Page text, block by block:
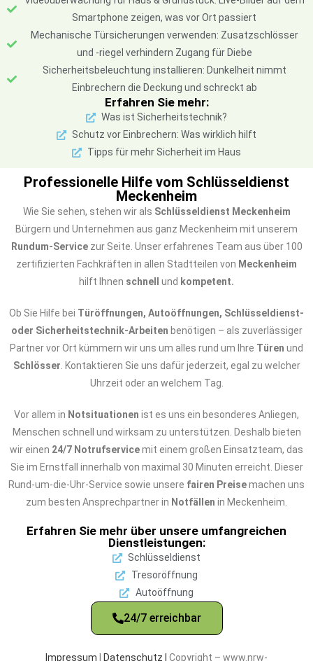
Smartphone zeigen, was vor Ort passiert
Mechanische Türsicherungen verwenden: Zusatzschlösser
und -riegel verhindern Zugang für Diebe
Sicherheitsbeleuchtung installieren: Dunkelheit nimmt
Einbrechern die Deckung und schreckt ab
Erfahren Sie mehr:
Was ist Sicherheitstechnik?
Schutz vor Einbrechern: Was wirklich hilft
Tipps für mehr Sicherheit im Haus
Professionelle Hilfe vom Schlüsseldienst
Meckenheim
Wie Sie sehen, stehen wir als Schlüsseldienst Meckenheim
Bürgern und Unternehmen aus ganz Meckenheim mit unserem
Rundum-Servicezur Seite. Unser erfahrenes Team aus über 100
zertifizierten Fachkräften in allen Stadtteilen von Meckenheim
hilft Ihnen schnell und kompetent.
Ob Sie Hilfe bei Türöffnungen, Autoöffnungen, Schlüsseldienst-
oder Sicherheitstechnik-Arbeiten benötigen – als zuverlässiger
Partner vor Ort kümmern wir uns um alles rund um Ihre Türen und
Schlösser . Kontaktieren Sie uns dafür jederzeit, egal zu welcher
Uhrzeit oder an welchem Tag.
Vor allem in Notsituationen ist es uns ein besonderes Anliegen,
Menschen schnell und wirksam zu unterstützen. Deshalb bieten
wir einen 24/7 Notrufservicemit einem großen Einsatzteam, das
Sie im Ernstfall innerhalb von maximal 30 Minuten erreicht. Dieser
Rund-um-die-Uhr-Service sowie unsere fairen Preisemachen uns
zum besten Ansprechpartner in Notfällen in Meckenheim.
Erfahren Sie mehr über unsere umfangreichen
Dienstleistungen:
Schlüsseldienst
Tresoröffnung
Autoöffnung
24/7 erreichbar
Impressum Datenschutz | Copyright – www.nrw-